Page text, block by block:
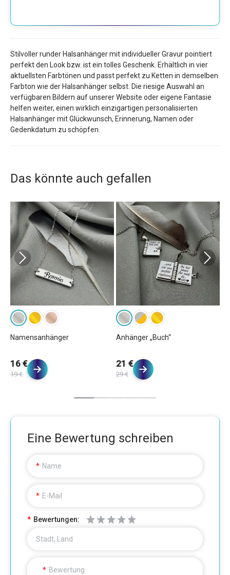
Stilvoller runder Halsanhänger mit individueller Gravur pointiert
perfekt den Look bzw. ist ein tolles Geschenk. Erhältlich in vier
aktuellsten Farbtönen und passt perfekt zu Ketten in demselben
Farbton wie der Halsanhänger selbst. Die riesige Auswahl an
verfügbaren Bildern auf unserer Website oder eigene Fantasie
helfen weiter, einen wirklich einzigartigen personalisierten
Halsanhänger mit Glückwunsch, Erinnerung, Namen oder
Gedenkdatum zu schöpfen.
Das könnte auch gefallen
Namensanhänger
16 €
19 €
Anhänger „Buch“
21 €
29 €
Eine Bewertung schreiben
Name
E-Mail
Bewertungen:
Stadt, Land
Bewertung